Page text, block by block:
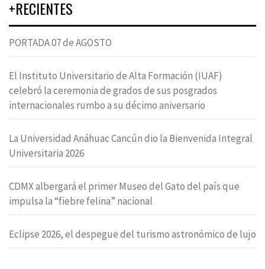
+RECIENTES
PORTADA 07 de AGOSTO
El Instituto Universitario de Alta Formación (IUAF)
celebró la ceremonia de grados de sus posgrados
internacionales rumbo a su décimo aniversario
La Universidad Anáhuac Cancún dio la Bienvenida Integral
Universitaria 2026
CDMX albergará el primer Museo del Gato del país que
impulsa la “fiebre felina” nacional
Eclipse 2026, el despegue del turismo astronómico de lujo